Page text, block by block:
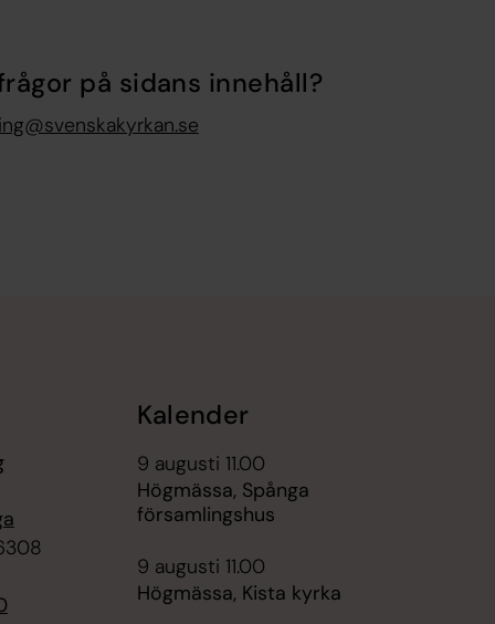
på sidans innehåll?
Kalender
9 augusti 11.00
Högmässa, Spånga
församlingshus
9 augusti 11.00
Högmässa, Kista kyrka